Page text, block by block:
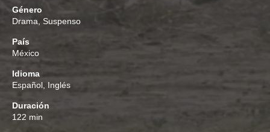
Género
Drama Suspenso
País
México
Idioma
Español, Inglés
Duración
122 min